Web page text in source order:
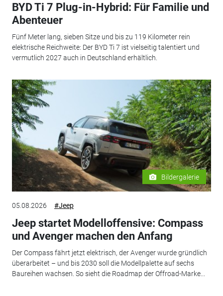
BYD Ti 7 Plug-in-Hybrid: Für Familie und
Abenteuer
Fünf Meter lang, sieben Sitze und bis zu 119 Kilometer rein
elektrische Reichweite: Der BYD Ti 7 ist vielseitig talentiert und
vermutlich 2027 auch in Deutschland erhältlich.
Bildergalerie
05.08.2026 #Jeep
Jeep startet Modelloffensive: Compass
und Avenger machen den Anfang
Der Compass fährt jetzt elektrisch, der Avenger wurde gründlich
überarbeitet – und bis 2030 soll die Modellpalette auf sechs
Baureihen wachsen. So sieht die Roadmap der Offroad-Marke...